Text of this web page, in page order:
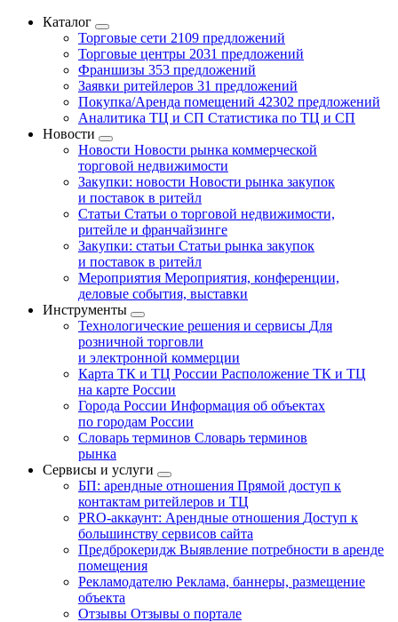
Каталог
Торговые сети 2109 предложений
Торговые центры 2031 предложений
Франшизы 353 предложений
Заявки ритейлеров 31 предложений
Покупка/Аренда помещений 42302 предложений
Аналитика ТЦ и СП Статистика по ТЦ и СП
Новости
Новости Новости рынка коммерческой
торговой недвижимости
Закупки: новости Новости рынка закупок
и поставок в ритейл
Статьи Статьи о торговой недвижимости,
ритейле и франчайзинге
Закупки: статьи Статьи рынка закупок
и поставок в ритейл
Мероприятия Мероприятия, конференции,
деловые события, выставки
Инструменты
Технологические решения и сервисы Для
розничной торговли
и электронной коммерции
Карта ТК и ТЦ России Расположение ТК и ТЦ
на карте России
Города России Информация об объектах
по городам России
Словарь терминов Словарь терминов
рынка
Сервисы и услуги
БП: арендные отношения Прямой доступ к
контактам ритейлеров и ТЦ
PRO-аккаунт: Арендные отношения Доступ к
большинству сервисов сайта
Предброкеридж Выявление потребности в аренде
помещения
Рекламодателю Реклама, баннеры, размещение
объекта
Отзывы Отзывы о портале